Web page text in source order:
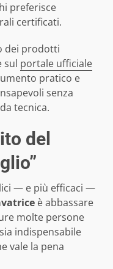
preferisce
certificati.
dei prodotti
sul portale ufficiale
pratico e
senza
tecnica.
del
— e più efficaci —
è abbassare
molte persone
indispensabile
vale la pena